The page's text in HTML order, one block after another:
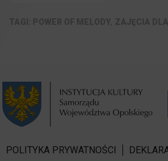
POLITYKA PRYWATNOŚCI